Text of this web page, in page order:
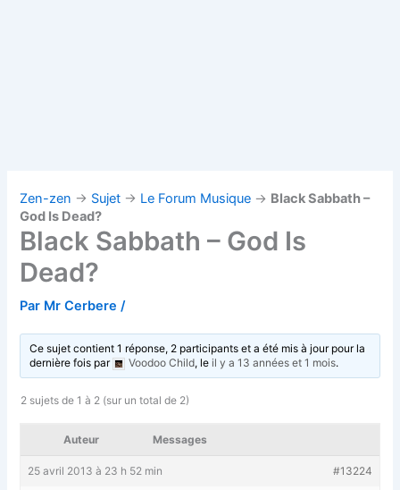
Zen-zen → Sujet → Le Forum Musique → Black Sabbath –
God Is Dead?
Black Sabbath – God Is
Dead?
Par Mr Cerbere/
Ce sujet contient 1 réponse, 2 participants et a été mis à jour pour la
dernière fois par
Voodoo Child, le il y a 13 années et 1 mois.
2 sujets de 1 à 2 (sur un total de 2)
Auteur Messages
25 avril 2013 à 23 h 52 min #13224